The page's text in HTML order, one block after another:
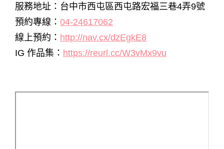
服務地址：台中市西屯區西屯路宏福三巷4弄9號
預約專線： 04-24617062
線上預約： http://nav.cx/dzEgkE8
IG 作品集： https://reurl.cc/W3vMx9vu